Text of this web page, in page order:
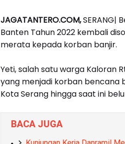
JAGATANTERO.COM,SERANG|
Banten Tahun 2022 kembali
merata kepada korban banjir.
Yeti, salah satu warga Kaloran
yang menjadi korban bencana
Kota Serang hingga saat ini
BACA JUGA